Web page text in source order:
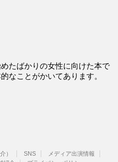
たばかりの女性に向けた本で
なことがかいてあります。
） SNS
メディア出演情報